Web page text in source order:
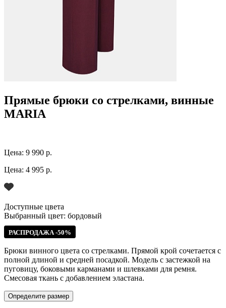
Прямые брюки со стрелками, винные
MARIA
Цена: 9 990 р.
Цена: 4 995 р.
Доступные цвета
Выбранный цвет: бордовый
РАСПРОДАЖА -50%
Брюки винного цвета со стрелками. Прямой крой сочетается с
полной длиной и средней посадкой. Модель с застежкой на
пуговицу, боковыми карманами и шлевками для ремня.
Смесовая ткань с добавлением эластана.
Определите размер